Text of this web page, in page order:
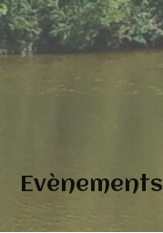
Evènements